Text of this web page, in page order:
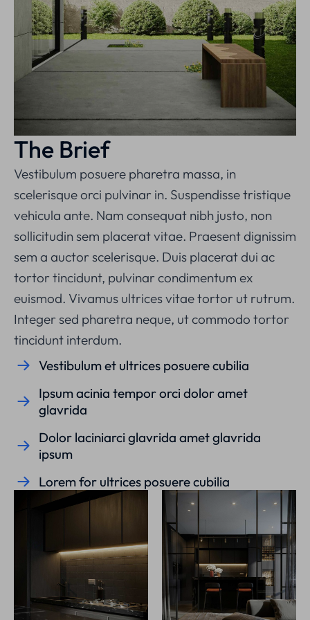
The Brief
Vestibulum posuere pharetra massa, in
scelerisque orci pulvinar in. Suspendisse tristique
vehicula ante. Nam consequat nibh justo, non
sollicitudin sem placerat vitae. Praesent dignissim
sem a auctor scelerisque. Duis placerat dui ac
tortor tincidunt, pulvinar condimentum ex
euismod. Vivamus ultrices vitae tortor ut rutrum.
Integer sed pharetra neque, ut commodo tortor
tincidunt interdum.
Vestibulum et ultrices posuere cubilia
Ipsum acinia tempor orci dolor amet
glavrida
Dolor laciniarci glavrida amet glavrida
ipsum
Lorem for ultrices posuere cubilia